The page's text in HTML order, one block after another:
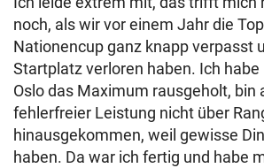
noch, als wir vor einem Jahr die
Nationencup ganz knapp verpasst
Startplatz verloren haben. Ich habe
Oslo das Maximum rausgeholt, bin
fehlerfreier Leistung nicht über
hinausgekommen, weil gewisse
haben. Da war ich fertig und habe